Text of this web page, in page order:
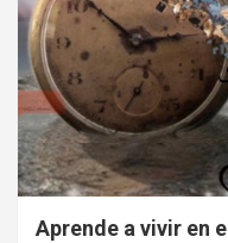
Aprende a vivir en